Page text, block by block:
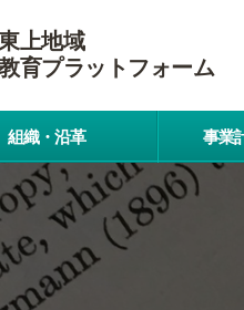
上地域
育プラットフォーム
組織・沿革 事業